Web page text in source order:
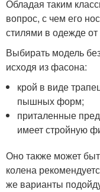
Обладая таким
вопрос, с чем его
стилями в одежде от
Выбирать модель
исходя из фасона:
крой в виде
пышных форм;
приталенные
имеет стройную
Оно также может
колена
же варианты